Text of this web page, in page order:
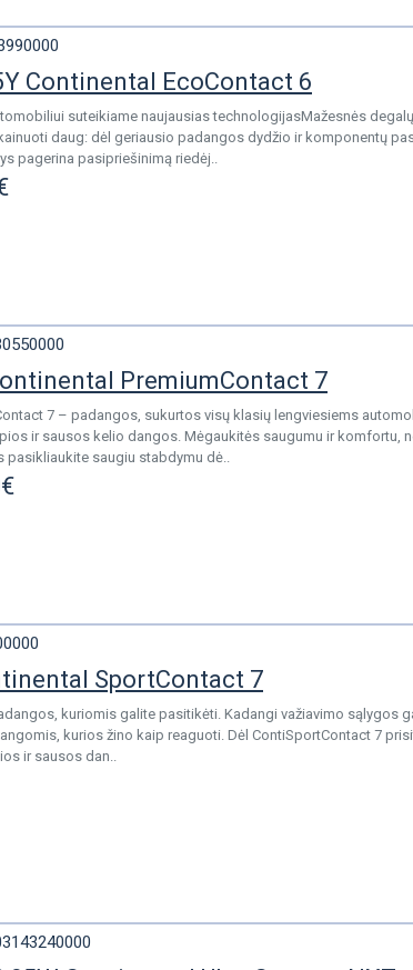
Continental EcoContact 6
suteikiame naujausias technologijasMažesnės
daug: dėl geriausio padangos dydžio ir komponentų
pagerina pasipriešinimą riedėj..
PremiumContact 7
7 – padangos, sukurtos visų klasių lengviesiems
ir sausos kelio dangos. Mėgaukitės saugumu ir komfortu,
pasikliaukite saugiu stabdymu dė..
SportContact 7
kuriomis galite pasitikėti. Kadangi važiavimo sąlygos
kurios žino kaip reaguoti. Dėl ContiSportContact 7
ir sausos dan..